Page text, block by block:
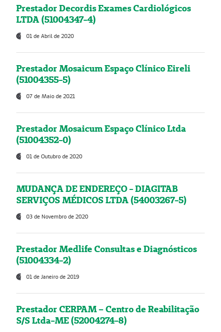
Prestador Decordis Exames Cardiológicos
LTDA (51004347-4)
01 de Abril de 2020
Prestador Mosaicum Espaço Clínico Eireli
(51004355-5)
07 de Maio de 2021
Prestador Mosaicum Espaço Clínico Ltda
(51004352-0)
01 de Outubro de 2020
MUDANÇA DE ENDEREÇO - DIAGITAB
SERVIÇOS MÉDICOS LTDA (54003267-5)
03 de Novembro de 2020
Prestador Medlife Consultas e Diagnósticos
(51004334-2)
01 de Janeiro de 2019
Prestador CERPAM – Centro de Reabilitação
S/S Ltda-ME (52004274-8)